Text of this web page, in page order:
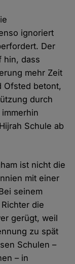
ignoriert
Der
hin, dass
mehr Zeit
Ofsted betont,
durch
Schule ab
ist nicht die
mit einer
seinem
die
gerügt, weil
zu spät
Schulen –
– in